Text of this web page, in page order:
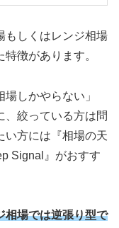
もしくはレンジ相場
徴があります。
しかやらない」
、絞っている方は問
い方には『相場の天
Signal』がおすす
相場では逆張り型で